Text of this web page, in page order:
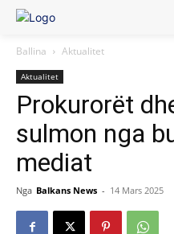
Ballina Aktualitet
Aktualitet
Prokurorët
sulmon nga
mediat
Nga Balkans News - 14 Mars 2025